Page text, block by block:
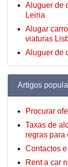
Aluguer de
Leiria
Alugar
viaturas
Aluguer de
Artigos
Procurar
Taxas de
regras para
Contactos
Rent a car